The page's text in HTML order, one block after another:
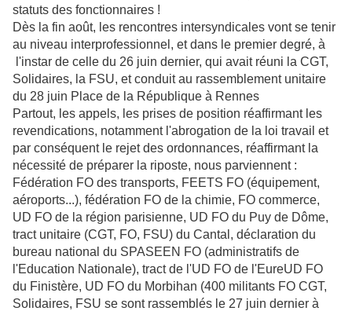
statuts des fonctionnaires !
Dès la fin août, les rencontres intersyndicales vont se tenir
au niveau interprofessionnel, et dans le premier degré, à
l'instar de celle du 26 juin dernier, qui avait réuni la CGT,
Solidaires, la FSU, et conduit au rassemblement unitaire
du 28 juin Place de la République à Rennes
Partout, les appels, les prises de position réaffirmant les
revendications, notamment l'abrogation de la loi travail et
par conséquent le rejet des ordonnances, réaffirmant la
nécessité de préparer la riposte, nous parviennent :
Fédération FO des transports, FEETS FO (équipement,
aéroports...), fédération FO de la chimie, FO commerce,
UD FO de la région parisienne, UD FO du Puy de Dôme,
tract unitaire (CGT, FO, FSU) du Cantal, déclaration du
bureau national du SPASEEN FO (administratifs de
l'Education Nationale), tract de l'UD FO de l'EureUD FO
du Finistère, UD FO du Morbihan (400 militants FO CGT,
Solidaires, FSU se sont rassemblés le 27 juin dernier à